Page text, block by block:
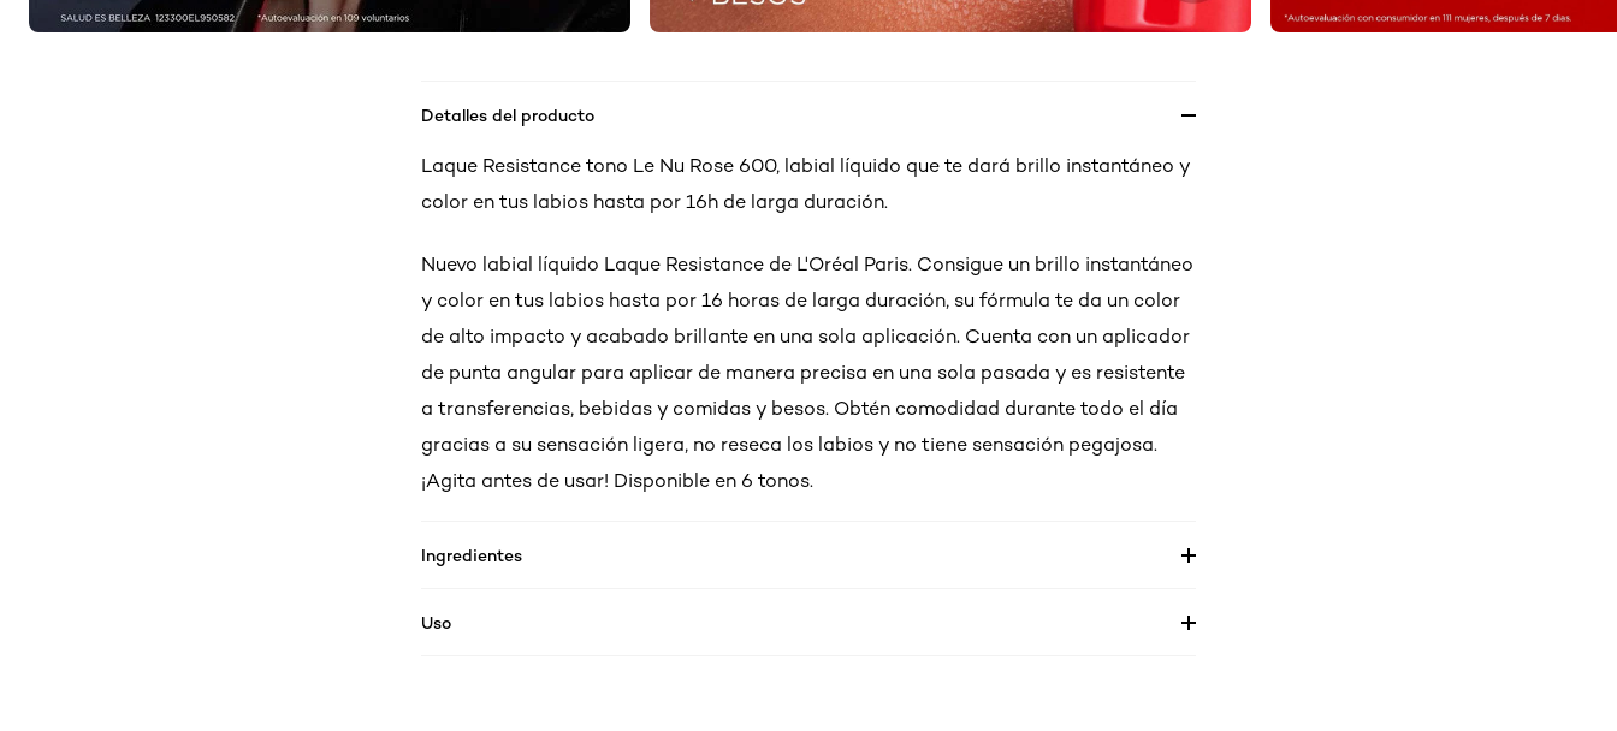
Detalles del producto
Laque Resistance tono Le Nu Rose 600, labial líquido que te dará brillo instantáneo y
color en tus labios hasta por 16h de larga duración.
Nuevo labial líquido Laque Resistance de L'Oréal Paris. Consigue un brillo instantáneo
y color en tus labios hasta por 16 horas de larga duración, su fórmula te da un color
de alto impacto y acabado brillante en una sola aplicación. Cuenta con un aplicador
de punta angular para aplicar de manera precisa en una sola pasada y es resistente
a transferencias, bebidas y comidas y besos. Obtén comodidad durante todo el día
gracias a su sensación ligera, no reseca los labios y no tiene sensación pegajosa.
¡Agita antes de usar! Disponible en 6 tonos.
Ingredientes
Uso